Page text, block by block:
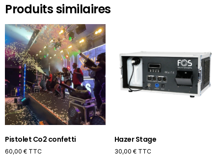
Produits similaires
Pistolet Co2 confetti
60,00 € TTC
Hazer Stage
30,00 € TTC